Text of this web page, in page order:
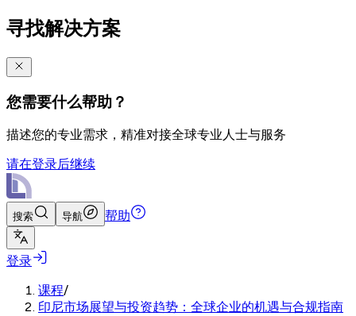
寻找解决方案
您需要什么帮助？
描述您的专业需求，精准对接全球专业人士与服务
请在登录后继续
搜索 导航 帮助
登录
课程/
印尼市场展望与投资趋势：全球企业的机遇与合规指南